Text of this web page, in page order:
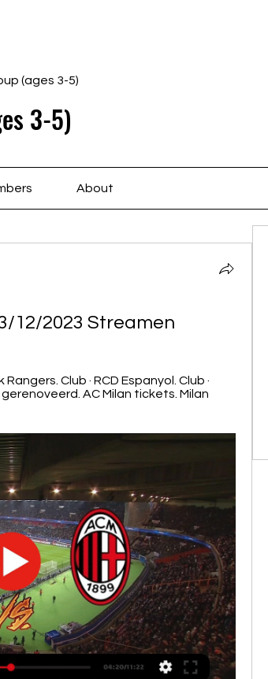
(ages 3-5)
3-5)
About
12/2023 Streamen
Club · RCD Espanyol. Club ·
AC Milan tickets. Milan